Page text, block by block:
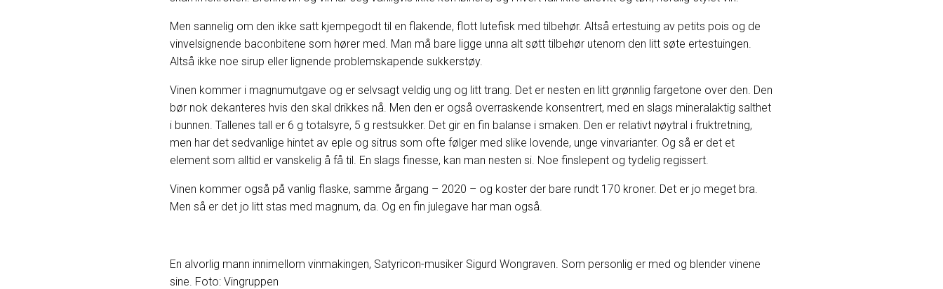
Men sannelig om den ikke satt kjempegodt til en flakende, flott lutefisk med tilbehør. Altså ertestuing av petits pois og de
vinvelsignende baconbitene som hører med. Man må bare ligge unna alt søtt tilbehør utenom den litt søte ertestuingen.
Altså ikke noe sirup eller lignende problemskapende sukkerstøy.
Vinen kommer i magnumutgave og er selvsagt veldig ung og litt trang. Det er nesten en litt grønnlig fargetone over den. Den
bør nok dekanteres hvis den skal drikkes nå. Men den er også overraskende konsentrert, med en slags mineralaktig salthet
i bunnen. Tallenes tall er 6 g totalsyre, 5 g restsukker. Det gir en fin balanse i smaken. Den er relativt nøytral i fruktretning,
men har det sedvanlige hintet av eple og sitrus som ofte følger med slike lovende, unge vinvarianter. Og så er det et
element som alltid er vanskelig å få til. En slags finesse, kan man nesten si. Noe finslepent og tydelig regissert.
Vinen kommer også på vanlig flaske, samme årgang – 2020 – og koster der bare rundt 170 kroner. Det er jo meget bra.
Men så er det jo litt stas med magnum, da. Og en fin julegave har man også.
En alvorlig mann innimellom vinmakingen, Satyricon-musiker Sigurd Wongraven. Som personlig er med og blender vinene
sine. Foto: Vingruppen